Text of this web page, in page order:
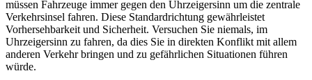
müssen Fahrzeuge immer gegen den Uhrzeigersinn um die zentrale
Verkehrsinsel fahren. Diese Standardrichtung gewährleistet
Vorhersehbarkeit und Sicherheit. Versuchen Sie niemals, im
Uhrzeigersinn zu fahren, da dies Sie in direkten Konflikt mit allem
anderen Verkehr bringen und zu gefährlichen Situationen führen
würde.